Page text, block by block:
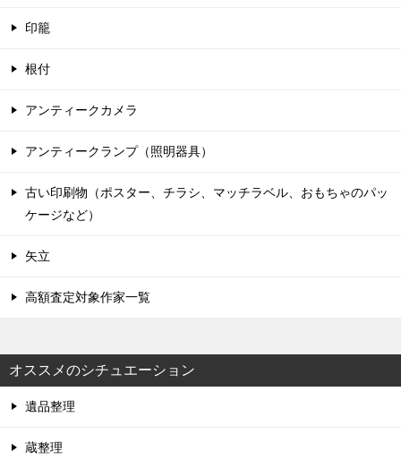
印籠
根付
アンティークカメラ
アンティークランプ（照明器具）
古い印刷物（ポスター、チラシ、マッチラベル、おもちゃのパッ
ケージなど）
矢立
高額査定対象作家一覧
オススメのシチュエーション
遺品整理
蔵整理